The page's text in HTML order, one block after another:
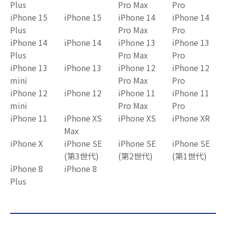
Plus Pro Max
Pro
iPhone 15
Plus
iPhone 15
iPhone 14
Pro Max
iPhone 14
Pro
iPhone 14
Plus
iPhone 14
iPhone 13
Pro Max
iPhone 13
Pro
iPhone 13
mini
iPhone 13
iPhone 12
Pro Max
iPhone 12
Pro
iPhone 12
mini
iPhone 12
iPhone 11
Pro Max
iPhone 11
Pro
iPhone 11
iPhone XS
Max
iPhone XS iPhone XR
iPhone X
iPhone SE
(第3世代)
iPhone SE
(第2世代)
iPhone SE
(第1世代)
iPhone 8
Plus
iPhone 8